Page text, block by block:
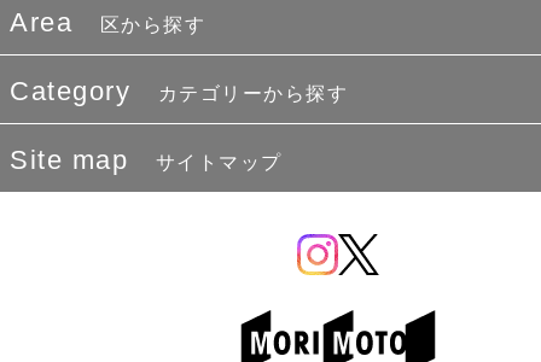
Area 区から探す
Category カテゴリーから探す
Site map サイトマップ